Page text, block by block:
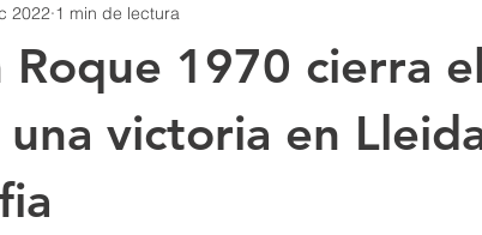
Roque 1970 cierra
victoria en
2022 1 min de lectura